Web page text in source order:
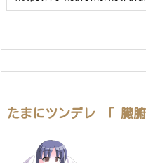
たまにツンデレ 「 臓腑